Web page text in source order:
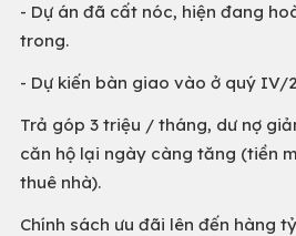
- Dự án đã cất nóc, hiện đang
trong.
- Dự kiến bàn giao vào ở quý IV/
Trả góp 3 triệu / tháng, dư nợ
căn hộ lại ngày càng tăng (tiền
thuê nhà).
Chính sách ưu đãi lên đến hàng